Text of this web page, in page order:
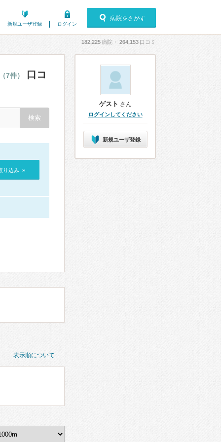
新規ユーザ登録 ログイン
病院をさがす
182,225病院・ 264,153 口コミ
7件） 口コ
り込み »
表示順について
ゲスト さん
ログインしてください
新規ユーザ登録